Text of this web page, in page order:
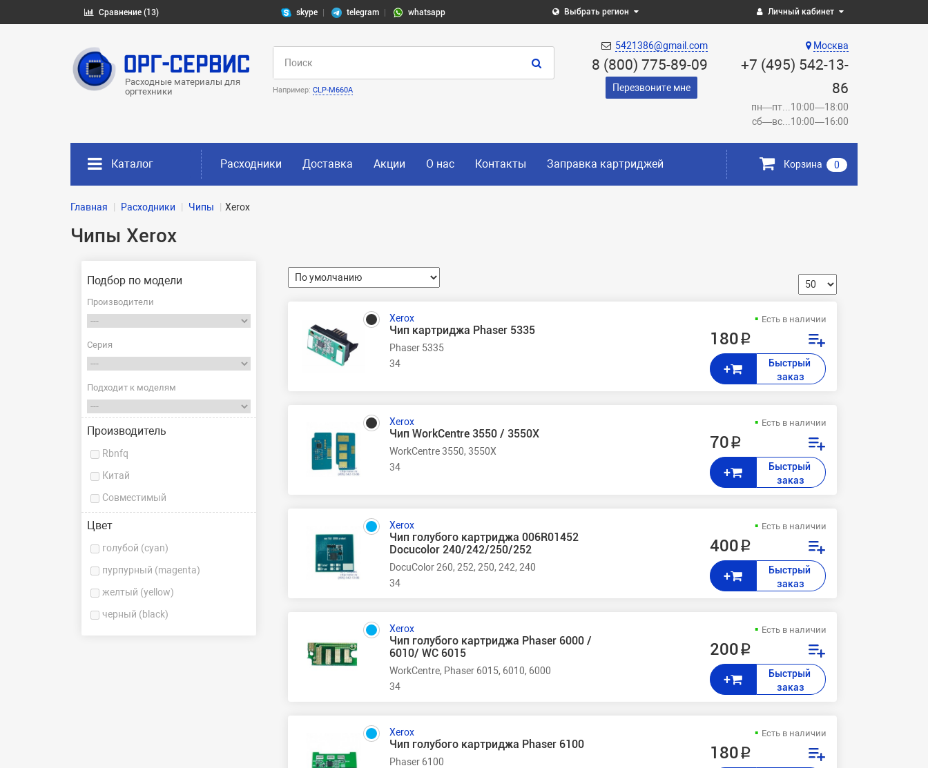
Сравнение (13) skype telegram whatsapp Выбрать регион Личный кабинет
Расходные материалы для
оргтехники
Например: CLP-M660A
Москва
+7 (495) 542-13-
86
пн—пт...10:00—18:00
сб—вс...10:00—16:00
5421386@gmail.com
8 (800) 775-89-09
Перезвоните мне
Каталог Расходники Доставка Акции О нас Контакты Заправка картриджей Корзина 0
Главная Расходники Чипы Xerox
Чипы Xerox
Подбор по модели
Производители
Серия
Подходит к моделям
Производитель
Rbnfq
Китай
Совместимый
Цвет
голубой (cyan)
пурпурный (magenta)
желтый (yellow)
черный (black)
Xerox
Чип картриджа Phaser 5335
Phaser 5335
34
Есть в наличии
180 ₽
+
Быстрый
заказ
Xerox
Чип WorkCentre 3550 / 3550X
WorkCentre 3550, 3550X
34
Есть в наличии
70 ₽
+
Быстрый
заказ
Xerox
Чип голубого картриджа 006R01452
Docucolor 240/242/250/252
DocuColor 260, 252, 250, 242, 240
34
Есть в наличии
400 ₽
+
Быстрый
заказ
Xerox
Чип голубого картриджа Phaser 6000 /
6010/ WC 6015
WorkCentre, Phaser 6015, 6010, 6000
34
Есть в наличии
200 ₽
+
Быстрый
заказ
Xerox
Чип голубого картриджа Phaser 6100
Phaser 6100
Есть в наличии
180 ₽